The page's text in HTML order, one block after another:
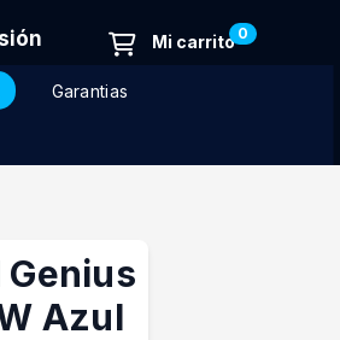
0
Garantias
Azul